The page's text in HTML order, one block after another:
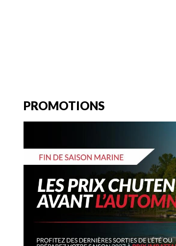
PROMOTIONS